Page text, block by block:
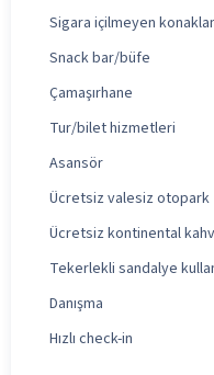
Sigara içilmeyen
Snack bar/büfe
Çamaşırhane
Tur/bilet hizmetleri
Asansör
Ücretsiz valesiz otopark
Ücretsiz kontinental
Tekerlekli sandalye
Danışma
Hızlı check-in